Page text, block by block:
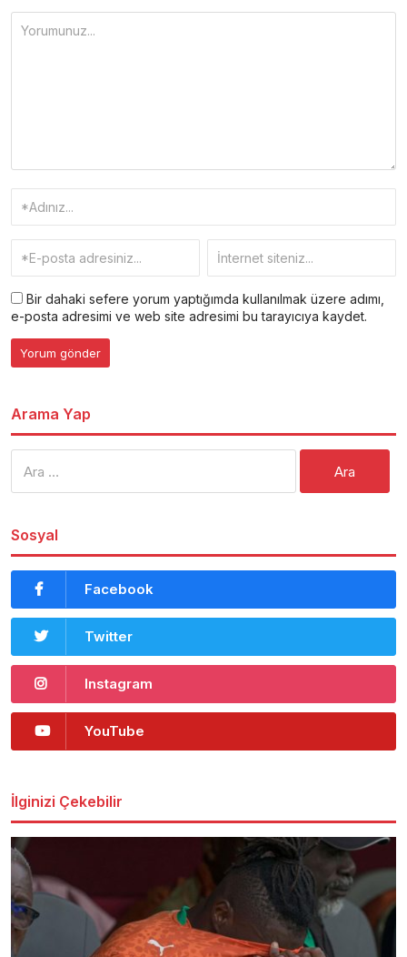
Bir dahaki sefere yorum yaptığımda kullanılmak üzere adımı,
e-posta adresimi ve web site adresimi bu tarayıcıya kaydet.
Arama Yap
Sosyal
Facebook
Twitter
Instagram
YouTube
İlginizi Çekebilir